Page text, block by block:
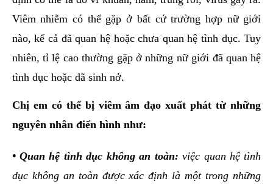
Viêm nhiễm có thể gặp ở bất cứ trường hợp nữ giới
nào, kể cả đã quan hệ hoặc chưa quan hệ tình dục. Tuy
nhiên, tỉ lệ cao thường gặp ở những nữ giới đã quan hệ
tình dục hoặc đã sinh nở.
Chị em có thể bị viêm âm đạo xuất phát từ những
nguyên nhân điển hình như:
• Quan hệ tình dục không an toàn: việc quan hệ tình
dục không an toàn được xác định là một trong những